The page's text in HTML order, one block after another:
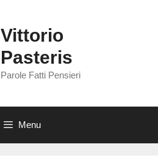
Vittorio
Pasteris
Parole Fatti Pensieri
Menu